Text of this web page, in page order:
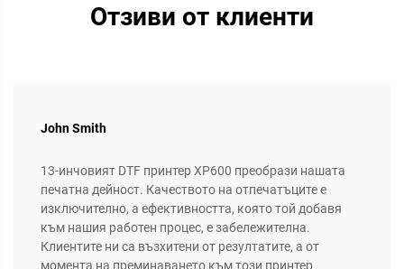
Отзиви от клиенти
John Smith
13-инчовият DTF принтер XP600 преобрази нашата
печатна дейност. Качеството на отпечатъците е
изключително, а ефективността, която той добавя
към нашия работен процес, е забележителна.
Клиентите ни са възхитени от резултатите, а от
момента на преминаването към този принтер